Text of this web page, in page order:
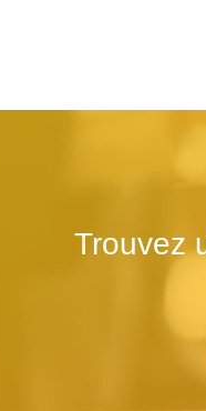
Trouvez